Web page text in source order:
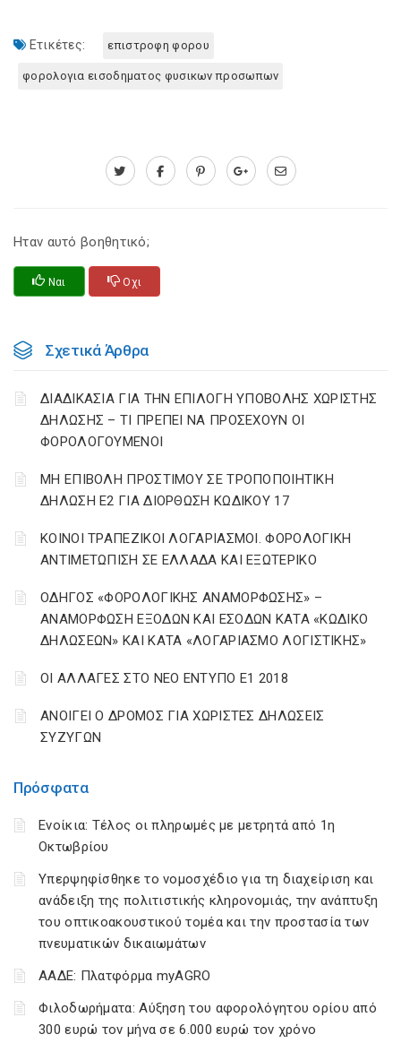
Πρόσφατα
Ενοίκια: Τέλος οι πληρωμές με μετρητά από 1η
Οκτωβρίου
Υπερψηφίσθηκε το νομοσχέδιο για τη διαχείριση και
ανάδειξη της πολιτιστικής κληρονομιάς, την ανάπτυξη
του οπτικοακουστικού τομέα και την προστασία των
πνευματικών δικαιωμάτων
ΑΑΔΕ: Πλατφόρμα myAGRO
Φιλοδωρήματα: Αύξηση του αφορολόγητου ορίου από
300 ευρώ τον μήνα σε 6.000 ευρώ τον χρόνο
Ετικέτες: επιστροφη φορου
φορολογια εισοδηματος φυσικων προσωπων
Ηταν αυτό βοηθητικό;
Ναι Οχι
Σχετικά Άρθρα
ΔΙΑΔΙΚΑΣΙΑ ΓΙΑ ΤΗΝ ΕΠΙΛΟΓΗ ΥΠΟΒΟΛΗΣ ΧΩΡΙΣΤΗΣ
ΔΗΛΩΣΗΣ – ΤΙ ΠΡΕΠΕΙ ΝΑ ΠΡΟΣΕΧΟΥΝ ΟΙ
ΦΟΡΟΛΟΓΟΥΜΕΝΟΙ
ΜΗ ΕΠΙΒΟΛΗ ΠΡΟΣΤΙΜΟΥ ΣΕ ΤΡΟΠΟΠΟΙΗΤΙΚΗ
ΔΗΛΩΣΗ Ε2 ΓΙΑ ΔΙΟΡΘΩΣΗ ΚΩΔΙΚΟΥ 17
ΚΟΙΝΟΙ ΤΡΑΠΕΖΙΚΟΙ ΛΟΓΑΡΙΑΣΜΟΙ. ΦΟΡΟΛΟΓΙΚΗ
ΑΝΤΙΜΕΤΩΠΙΣΗ ΣΕ ΕΛΛΑΔΑ ΚΑΙ ΕΞΩΤΕΡΙΚΟ
ΟΔΗΓΟΣ «ΦΟΡΟΛΟΓΙΚΗΣ ΑΝΑΜΟΡΦΩΣΗΣ» –
ΑΝΑΜΟΡΦΩΣΗ ΕΞΟΔΩΝ ΚΑΙ ΕΣΟΔΩΝ ΚΑΤΑ «ΚΩΔΙΚΟ
ΔΗΛΩΣΕΩΝ» ΚΑΙ ΚΑΤΑ «ΛΟΓΑΡΙΑΣΜΟ ΛΟΓΙΣΤΙΚΗΣ»
ΟΙ ΑΛΛΑΓΕΣ ΣΤΟ ΝΕΟ ΕΝΤΥΠΟ Ε1 2018
ΑΝΟΙΓΕΙ Ο ΔΡΟΜΟΣ ΓΙΑ ΧΩΡΙΣΤΕΣ ΔΗΛΩΣΕΙΣ
ΣΥΖΥΓΩΝ